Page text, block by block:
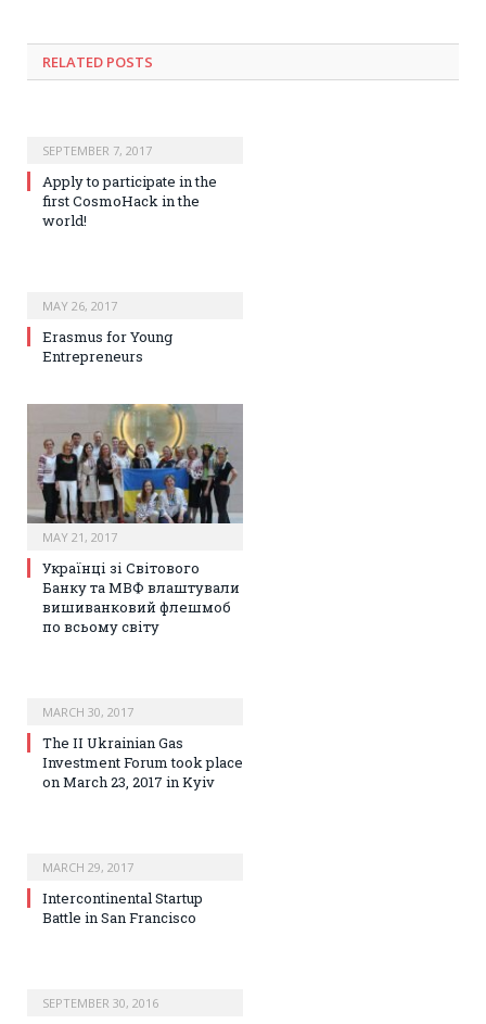
RELATED POSTS
SEPTEMBER 7, 2017
Apply to participate in the
first CosmoHack in the
world!
MAY 26, 2017
Erasmus for Young
Entrepreneurs
MAY 21, 2017
Українці зі Світового
Банку та МВФ влаштували
вишиванковий флешмоб
по всьому світу
MARCH 30, 2017
The II Ukrainian Gas
Investment Forum took place
on March 23, 2017 in Kyiv
MARCH 29, 2017
Intercontinental Startup
Battle in San Francisco
SEPTEMBER 30, 2016